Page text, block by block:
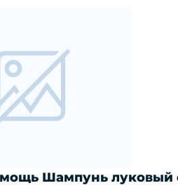
Шампунь луковый